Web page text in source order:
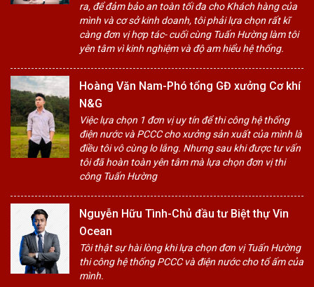
ra, để đảm bảo an toàn tối đa cho Khách hàng của
mình và cơ sở kinh doanh, tôi phải lựa chọn rất kĩ
càng đơn vị hợp tác- cuối cùng Tuấn Hường làm tôi
yên tâm vì kinh nghiệm và độ am hiểu hệ thống.
Hoàng Văn Nam-Phó tổng GĐ xưởng Cơ khí
N&G
Việc lựa chọn 1 đơn vị uy tín để thi công hệ thống
điện nước và PCCC cho xưởng sản xuất của mình là
điều tôi vô cùng lo lắng. Nhưng sau khi được tư vấn
tôi đã hoàn toàn yên tâm mà lựa chọn đơn vị thi
công Tuấn Hường
Nguyễn Hữu Tình-Chủ đầu tư Biệt thự Vin
Ocean
Tôi thật sự hài lòng khi lựa chọn đơn vị Tuấn Hường
thi công hệ thống PCCC và điện nước cho tổ ấm của
mình.